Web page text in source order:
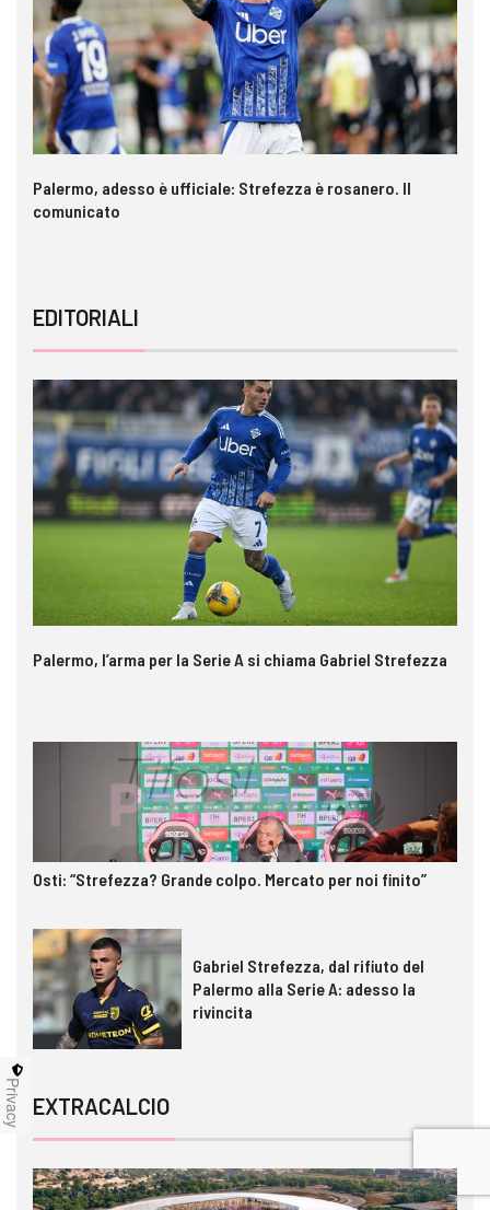
Palermo, adesso è ufficiale: Strefezza è rosanero. Il
comunicato
EDITORIALI
Palermo, l’arma per la Serie A si chiama Gabriel Strefezza
Osti: “Strefezza? Grande colpo. Mercato per noi finito”
Gabriel Strefezza, dal rifiuto del
Palermo alla Serie A: adesso la
rivincita
EXTRACALCIO
Privacy